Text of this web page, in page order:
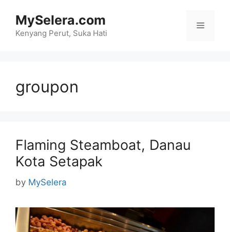
content
MySelera.com
Kenyang Perut, Suka Hati
Menu
groupon
Flaming Steamboat, Danau
Kota Setapak
by MySelera